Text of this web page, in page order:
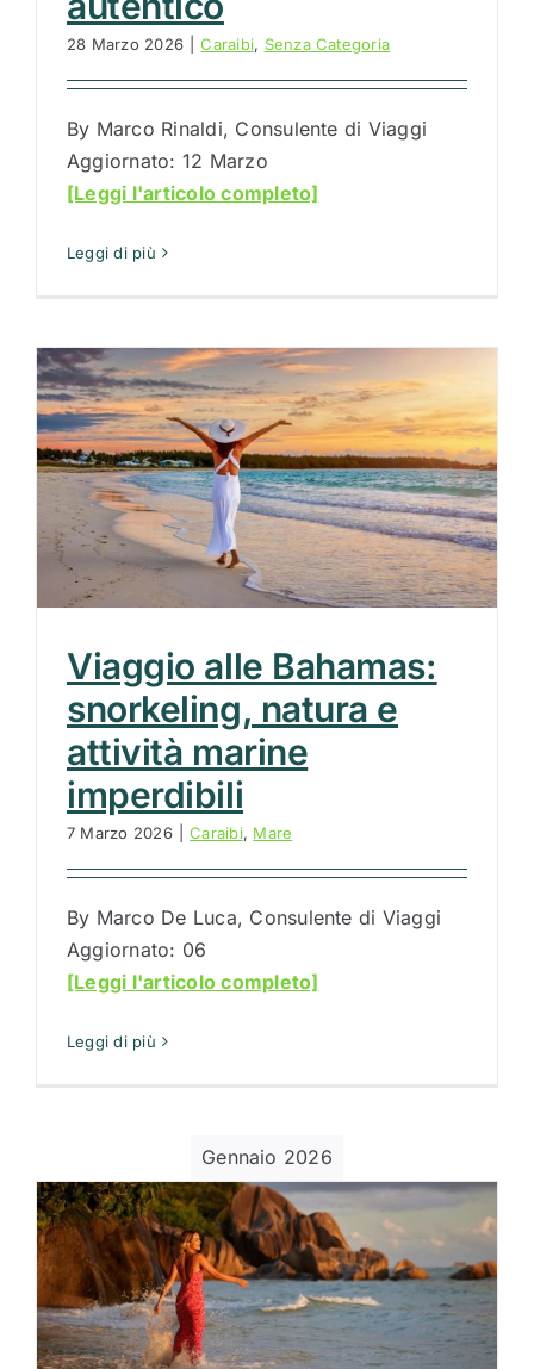
28 Marzo 2026 Caraibi, Senza Categoria
By Marco Rinaldi, Consulente di Viaggi
Aggiornato: 12 Marzo
[Leggi l'articolo completo]
Leggi di più
Viaggio alle Bahamas:
snorkeling, natura e
attività marine
imperdibili
7 Marzo 2026 Caraibi, Mare
By Marco De Luca, Consulente di Viaggi
Aggiornato: 06
[Leggi l'articolo completo]
Leggi di più
Gennaio 2026